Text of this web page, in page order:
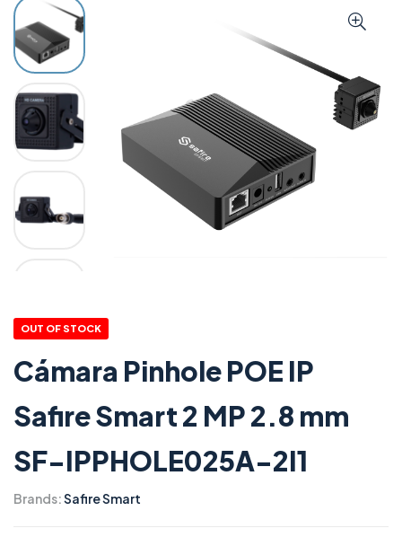
OUT OF STOCK
Cámara Pinhole POE IP
Safire Smart 2 MP 2.8 mm
SF-IPPHOLE025A-2I1
Brands:Safire Smart